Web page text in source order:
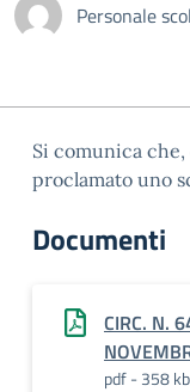
Personale
Si comunica
proclamato uno
Documenti
CIRC. N.
pdf - 358 kb